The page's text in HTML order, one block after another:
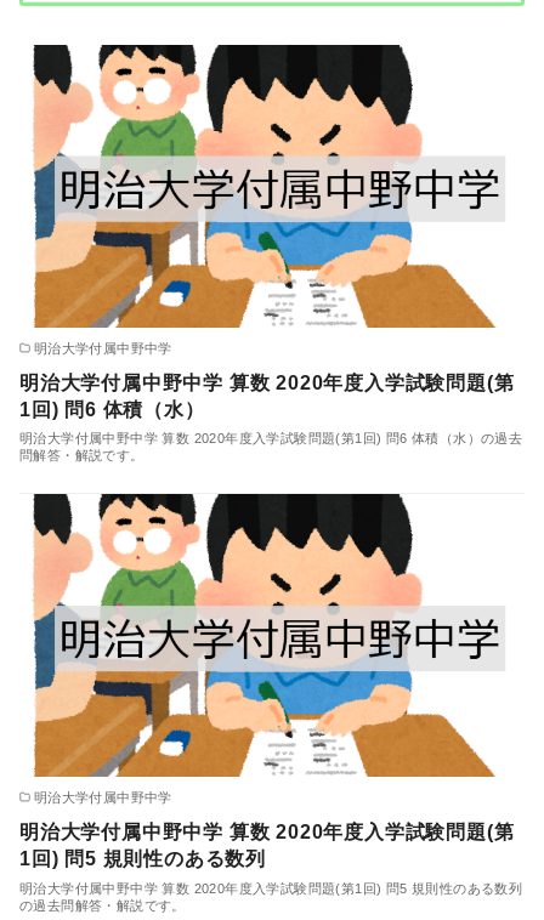
明治大学付属中野中学
明治大学付属中野中学 算数 2020年度入学試験問題(第
1回) 問6 体積（水）
明治大学付属中野中学 算数 2020年度入学試験問題(第1回) 問6 体積（水）の過去
問解答・解説です。
明治大学付属中野中学
明治大学付属中野中学 算数 2020年度入学試験問題(第
1回) 問5 規則性のある数列
明治大学付属中野中学 算数 2020年度入学試験問題(第1回) 問5 規則性のある数列
の過去問解答・解説です。